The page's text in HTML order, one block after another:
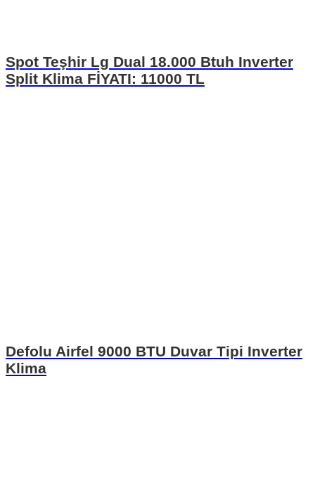
Spot Teşhir Lg Dual 18.000 Btuh Inverter
Split Klima FİYATI: 11000 TL
Defolu Airfel 9000 BTU Duvar Tipi Inverter
Klima